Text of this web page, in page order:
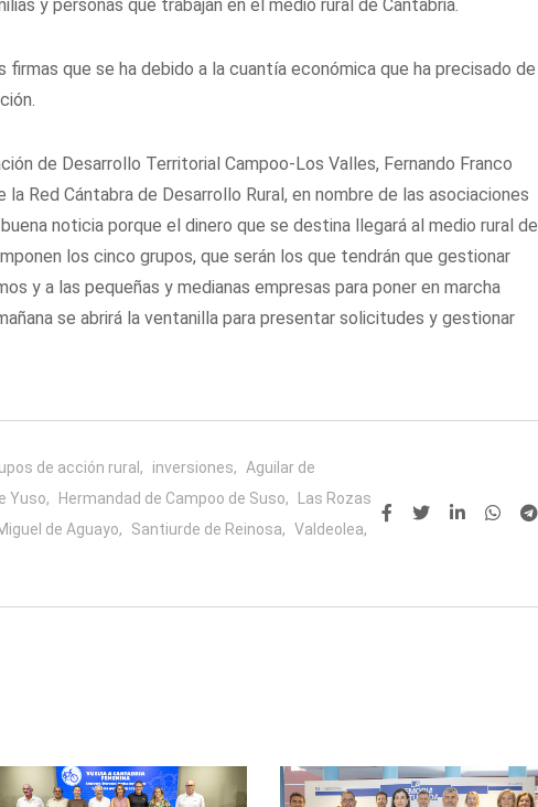
y personas que trabajan en el medio rural de Cantabria.
que se ha debido a la cuantía económica que ha precisado de
de Desarrollo Territorial Campoo-Los Valles, Fernando Franco
Red Cántabra de Desarrollo Rural, en nombre de las asociaciones
noticia porque el dinero que se destina llegará al medio rural de
los cinco grupos, que serán los que tendrán que gestionar
y a las pequeñas y medianas empresas para poner en marcha
se abrirá la ventanilla para presentar solicitudes y gestionar
de acción rural, inversiones, Aguilar de
Yuso, Hermandad de Campoo de Suso,
Las Rozas
de Aguayo, Santiurde de Reinosa, Valdeolea,